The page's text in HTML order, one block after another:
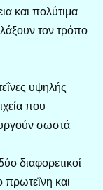
και πολύτιμα
τον τρόπο
υψηλής
που
σωστά.
διαφορετικοί
πρωτεΐνη και